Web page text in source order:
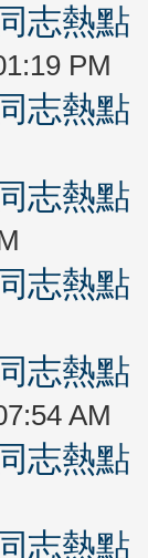
志熱
PM
志熱
志熱
志熱
志熱
AM
志熱
志熱